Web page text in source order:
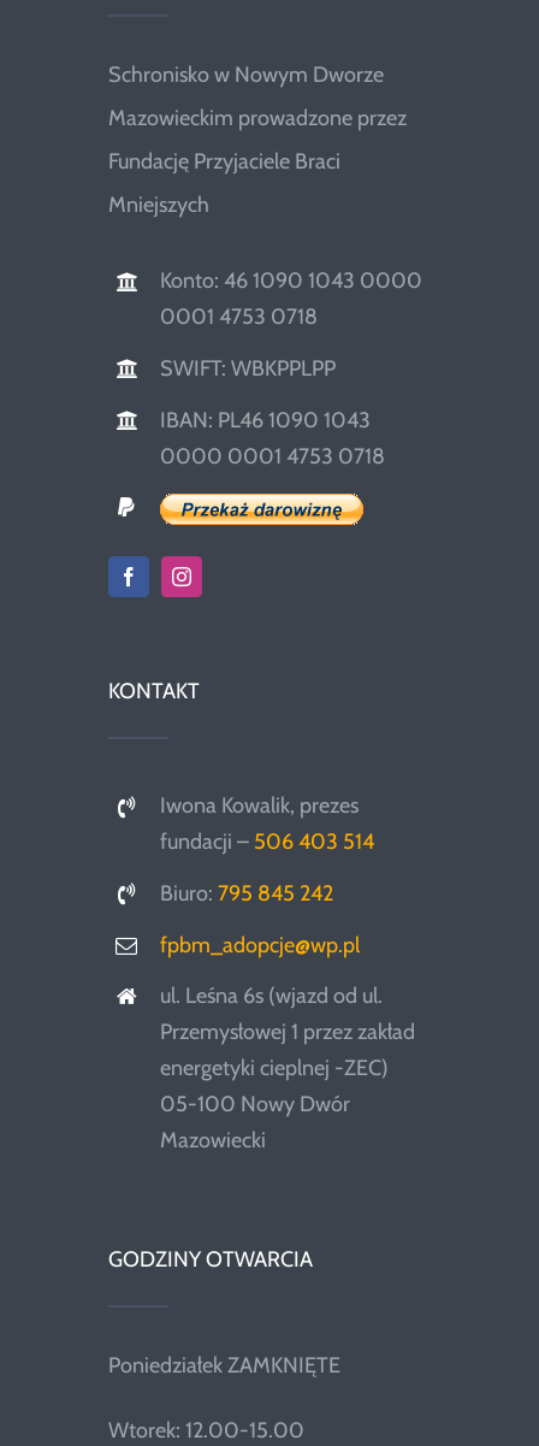
Schronisko w Nowym Dworze
Mazowieckim prowadzone przez
Fundację Przyjaciele Braci
Mniejszych
Konto: 46 1090 1043 0000
0001 4753 0718
SWIFT: WBKPPLPP
IBAN: PL46 1090 1043
0000 0001 4753 0718
KONTAKT
Iwona Kowalik, prezes
fundacji – 506 403 514
Biuro:795 845 242
fpbm_adopcje@wp.pl
ul. Leśna 6s (wjazd od ul.
Przemysłowej 1 przez zakład
energetyki cieplnej -ZEC)
05-100 Nowy Dwór
Mazowiecki
GODZINY OTWARCIA
Poniedziałek ZAMKNIĘTE
Wtorek: 12.00-15.00